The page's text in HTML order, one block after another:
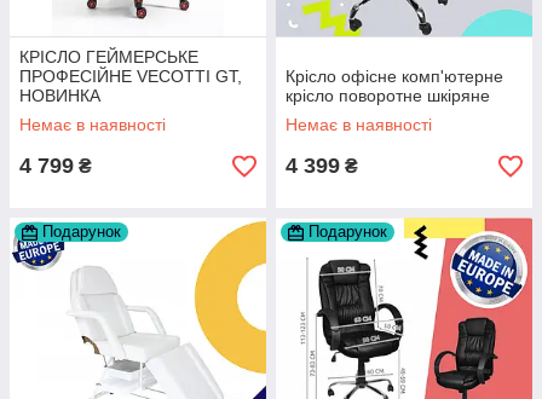
КРІСЛО ГЕЙМЕРСЬКЕ
ПРОФЕСІЙНЕ VECOTTI GT,
НОВИНКА
Немає в наявності
4 799 ₴
Крісло офісне комп'ютерне
крісло поворотне шкіряне
Немає в наявності
4 399 ₴
Подарунок Подарунок